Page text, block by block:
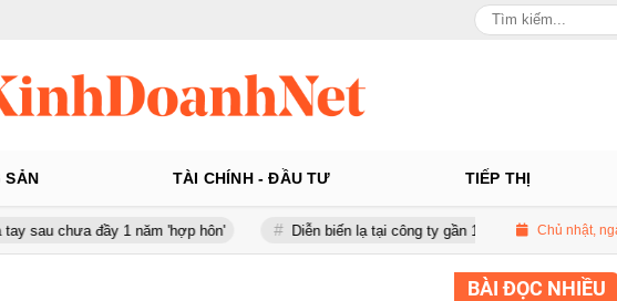
SẢN TÀI CHÍNH - ĐẦU TƯ TIẾP THỊ
1 năm 'hợp hôn' Diễn biến lạ tại công ty gần 100 tỷ của Huấn Hoa HồngChủ nhật,
BÀI ĐỌC NHIỀU